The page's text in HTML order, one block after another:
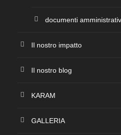
documenti
Il nostro impatto
Il nostro blog
KARAM
GALLERIA